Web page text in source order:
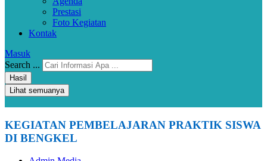
Prestasi
Foto Kegiatan
Kontak
Masuk
Search ...
Hasil
Lihat semuanya
KEGIATAN PEMBELAJARAN PRAKTIK SISWA
DI BENGKEL